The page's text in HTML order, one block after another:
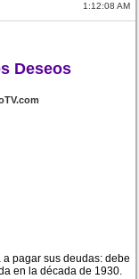
1:12:08 AM
Deseos
pagar sus deudas: debe
en la década de 1930.